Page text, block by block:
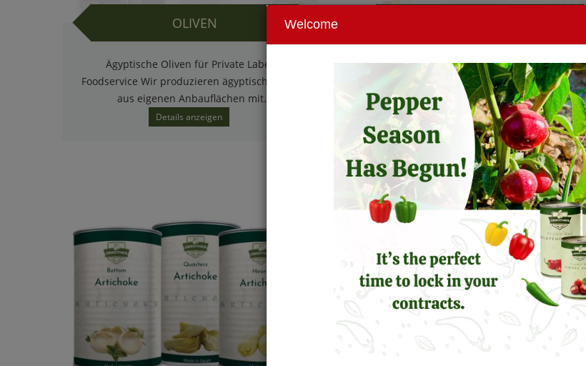
OLIVEN
Ägyptische Oliven für Private Label &
Foodservice Wir produzieren ägyptische Oliven
aus eigenen Anbauflächen mit...
Details anzeigen
Eingelegte Peperoni aus Ägypten Unsere
eingelegten Peperoni werden aus sorgfältig
ausgewählten Paprika hergestellt,...
Details anzeigen
Welcome